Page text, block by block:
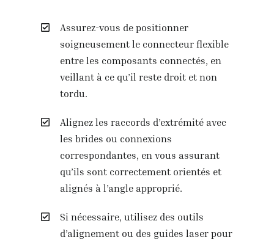
Assurez-vous de positionner
soigneusement le connecteur flexible
entre les composants connectés, en
veillant à ce qu’il reste droit et non
tordu.
Alignez les raccords d’extrémité avec
les brides ou connexions
correspondantes, en vous assurant
qu’ils sont correctement orientés et
alignés à l’angle approprié.
Si nécessaire, utilisez des outils
d’alignement ou des guides laser pour